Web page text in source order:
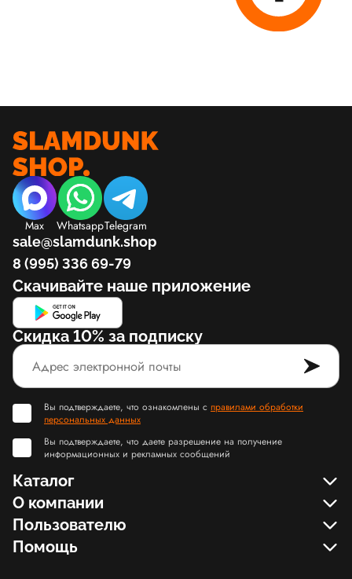
Max WhatsappTelegram
sale@slamdunk.shop
8 (995) 336 69-79
Скачивайте наше приложение
Скидка 10% за подписку
Вы подтверждаете, что ознакомлены с правилами обработки
персональных данных
Вы подтверждаете, что даете разрешение на получение
информационных и рекламных сообщений
Каталог
О компании
Пользователю
Помощь